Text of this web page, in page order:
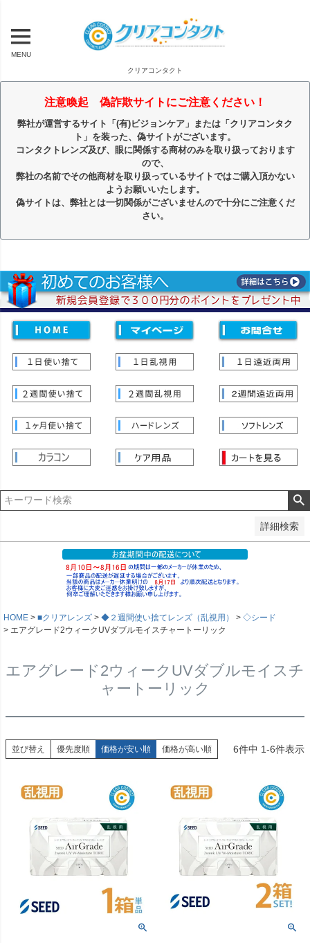
MENU
クリアコンタクト
注意喚起 偽詐欺サイトにご注意ください！
弊社が運営するサイト「(有)ビジョンケア」または「クリアコンタク
ト」を装った、偽サイトがございます。
コンタクトレンズ及び、眼に関係する商材のみを取り扱っております
ので、
弊社の名前でその他商材を取り扱っているサイトではご購入頂かない
ようお願いいたします。
偽サイトは、弊社とは一切関係がございませんので十分にご注意くだ
さい。
詳細検索
価格
〜
並び順
登録順
価格が高い順
レビュー順
キーワードヒット順
HOME ■クリアレンズ ◆２週間使い捨てレンズ（乱視用）
◇シード
エアグレード2ウィークUVダブルモイスチャートーリック
エアグレード2ウィークUVダブルモイスチ
ャートーリック
並び替え 優先度順 価格が安い順 価格が高い順 6件中 1-6件表示